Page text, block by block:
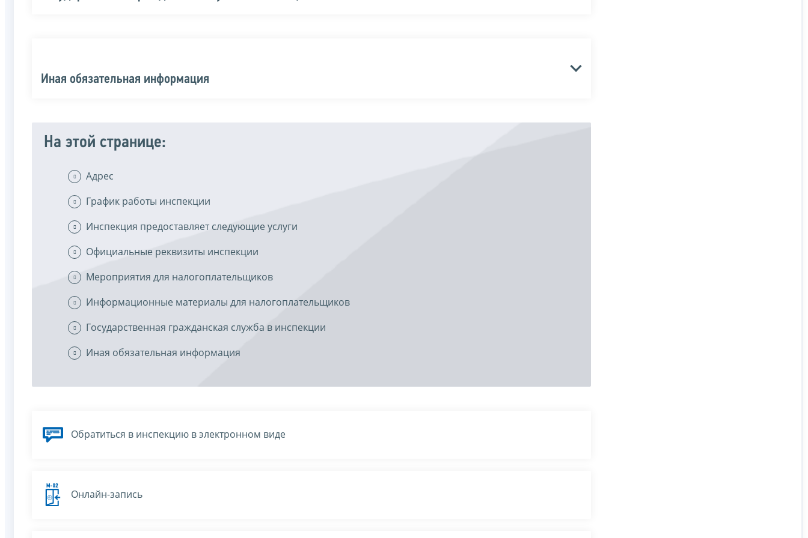
Иная обязательная информация
На этой странице:
Адрес
График работы инспекции
Инспекция предоставляет следующие услуги
Официальные реквизиты инспекции
Мероприятия для налогоплательщиков
Информационные материалы для налогоплательщиков
Государственная гражданская служба в инспекции
Иная обязательная информация
Обратиться в инспекцию в электронном виде
Онлайн-запись